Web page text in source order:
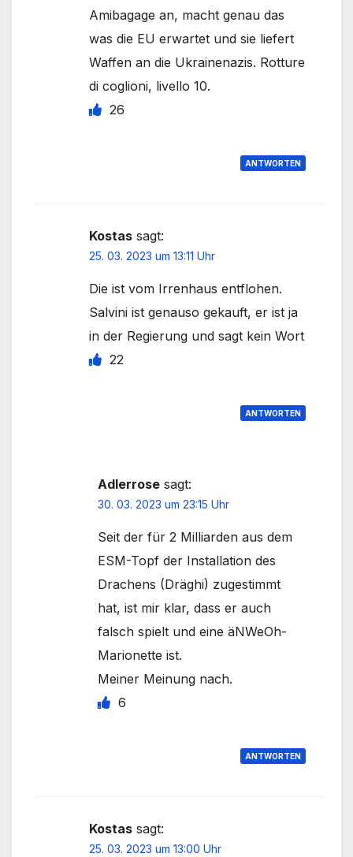
Amibagage an, macht genau das
was die EU erwartet und sie liefert
Waffen an die Ukrainenazis. Rotture
di coglioni, livello 10.
26
ANTWORTEN
Kostas sagt:
25. 03. 2023 um 13:11 Uhr
Die ist vom Irrenhaus entflohen.
Salvini ist genauso gekauft, er ist ja
in der Regierung und sagt kein Wort
22
ANTWORTEN
Adlerrose sagt:
30. 03. 2023 um 23:15 Uhr
Seit der für 2 Milliarden aus dem
ESM-Topf der Installation des
Drachens (Dräghi) zugestimmt
hat, ist mir klar, dass er auch
falsch spielt und eine äNWeOh-
Marionette ist.
Meiner Meinung nach.
6
ANTWORTEN
Kostas sagt:
25. 03. 2023 um 13:00 Uhr